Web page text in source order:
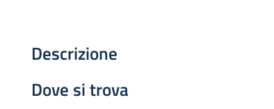
Descrizione
Dove si trova